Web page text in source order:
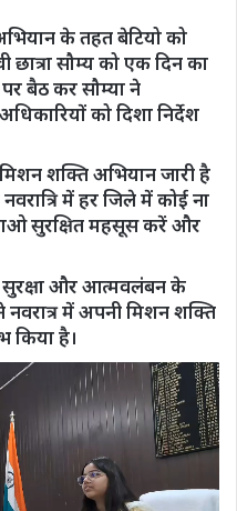
के तहत बेटियो को
सौम्य को एक दिन का
बैठ कर सौम्या ने
को दिशा निर्देश
शक्ति अभियान जारी है
में हर जिले में कोई ना
सुरक्षित महसूस करें और
सुरक्षा और आत्मवलंबन के
नवरात्र में अपनी मिशन शक्ति
किया है।